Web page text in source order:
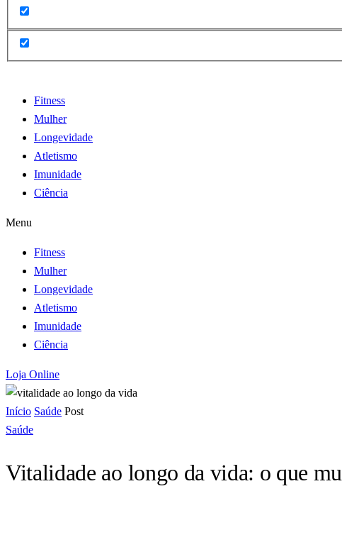
Fitness
Mulher
Longevidade
Atletismo
Imunidade
Ciência
Menu
Fitness
Mulher
Longevidade
Atletismo
Imunidade
Ciência
Loja Online
Início Saúde Post
Saúde
Vitalidade ao longo da vida: o que